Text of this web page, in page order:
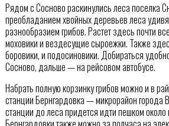
Рядом с Сосново раскинулись леса поселка
преобладанием хвойных деревьев леса
разнообразием грибов. Растет здесь почти
моховики и вездесущие сыроежки. Также
боровики, и подосиновики. Добираться
Сосново, дальше — на рейсовом автобусе.
Набрать полную корзинку грибов можно и в
станции Бернгардовка — микрорайон города
станции до леса придется идти пешком